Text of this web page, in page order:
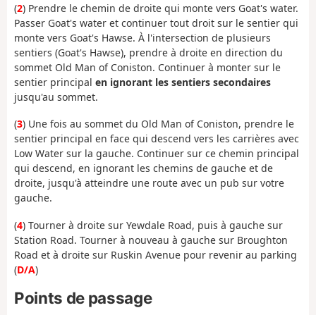
(2) Prendre le chemin de droite qui monte vers Goat's water.
Passer Goat's water et continuer tout droit sur le sentier qui
monte vers Goat's Hawse. À l'intersection de plusieurs
sentiers (Goat's Hawse), prendre à droite en direction du
sommet Old Man of Coniston. Continuer à monter sur le
sentier principal en ignorant les sentiers secondaires
jusqu'au sommet.
(3) Une fois au sommet du Old Man of Coniston, prendre le
sentier principal en face qui descend vers les carrières avec
Low Water sur la gauche. Continuer sur ce chemin principal
qui descend, en ignorant les chemins de gauche et de
droite, jusqu'à atteindre une route avec un pub sur votre
gauche.
(4) Tourner à droite sur Yewdale Road, puis à gauche sur
Station Road. Tourner à nouveau à gauche sur Broughton
Road et à droite sur Ruskin Avenue pour revenir au parking
(D/A)
Points de passage